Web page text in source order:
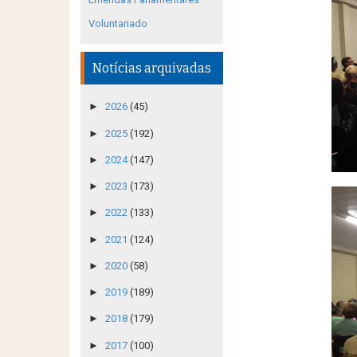
Voluntariado
Notícias arquivadas
► 2026 (45)
► 2025 (192)
► 2024(147)
► 2023 (173)
► 2022 (133)
► 2021 (124)
► 2020 (58)
► 2019 (189)
► 2018 (179)
► 2017 (100)